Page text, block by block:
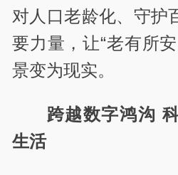
对人口老龄化、守护
要力量，让“老有所
景变为现实。
跨越数字鸿沟
生活